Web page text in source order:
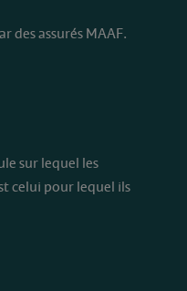
des assurés MAAF.
sur lequel les
celui pour lequel ils